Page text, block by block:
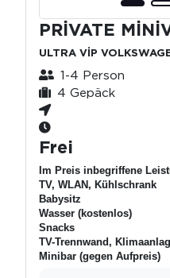
PRİVATE
ULTRA VİP
1-4 Person
4 Gepäck
Frei
Im Preis inbegriffene
TV, WLAN, Kühlschrank
Babysitz
Wasser (kostenlos)
Snacks
TV-Trennwand,
Minibar (gegen Aufpreis)